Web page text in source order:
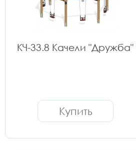
КЧ-33.8 Качели "Дружба"
Купить